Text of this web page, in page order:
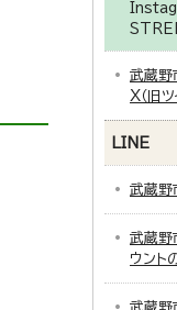
武蔵野
X（旧ツ
LINE
武蔵野
武蔵野
ウント